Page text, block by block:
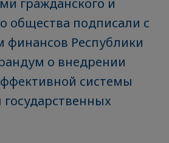
гражданского и
общества подписали с
финансов Республики
о внедрении
системы